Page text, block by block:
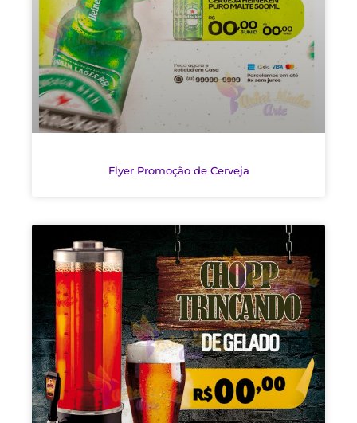
Flyer Promoção de Cerveja